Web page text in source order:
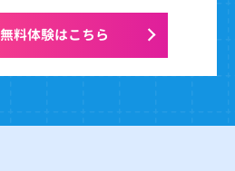
無料体験はこちら